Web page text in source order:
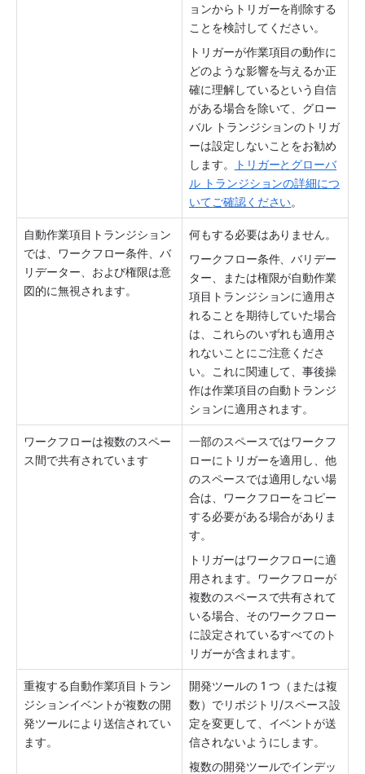
ョンからトリガーを削除する
ことを検討してください。
トリガーが作業項目の動作に
どのような影響を与えるか正
確に理解しているという自信
がある場合を除いて、グロー
バル トランジションのトリガ
ーは設定しないことをお勧め
します。
トリガーとグローバ
ル トランジションの詳細につ
いてご確認ください。
自動作業項目トランジション
では、ワークフロー条件、バ
リデーター、および権限は意
図的に無視されます。
何もする必要はありません。
ワークフロー条件、バリデー
ター、または権限が自動作業
項目トランジションに適用さ
れることを期待していた場合
は、これらのいずれも適用さ
れないことにご注意くださ
い。これに関連して、事後操
作は作業項目の自動トランジ
ションに適用されます。
ワークフローは複数のスペー
ス間で共有されています
一部のスペースではワークフ
ローにトリガーを適用し、他
のスペースでは適用しない場
合は、ワークフローをコピー
する必要がある場合がありま
す。
トリガーはワークフローに適
用されます。ワークフローが
複数のスペースで共有されて
いる場合、そのワークフロー
に設定されているすべてのト
リガーが含まれます。
重複する自動作業項目トラン
ジションイベントが複数の開
発ツールにより送信されてい
ます。
開発ツールの 1 つ（または複
数）でリポジトリ/スペース設
定を変更して、イベントが送
信されないようにします。
複数の開発ツールでインデッ